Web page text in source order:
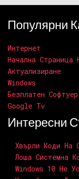
Популярни
Интернет
Начална Страница
Актуализиране
Windows
Безплатен Софтуер
Google Tv
Интересни
Хвърли Коди На
Лоша Системна
Windows 10 Не